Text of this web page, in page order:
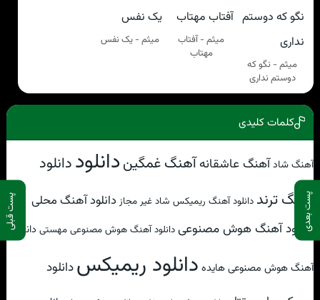
پست بعدی پست قبلی
میثم - نگو که
دوستم نداری
میثم - آفتاب
مهتاب
میثم - یک نفس
کلمات کلیدی
آهنگ شادآهنگ عاشقانهآهنگ غمگیندانلوددانلود
آهنگ ترند دانلود آهنگ ریمیکس شاد غیر مجاز دانلود آهنگ محلی
دانلود آهنگ هوش مصنوعیدانلود آهنگ هوش مصنوعی مهستی دانلود
آهنگ هوش مصنوعی هایده دانلود ریمیکسدانلود